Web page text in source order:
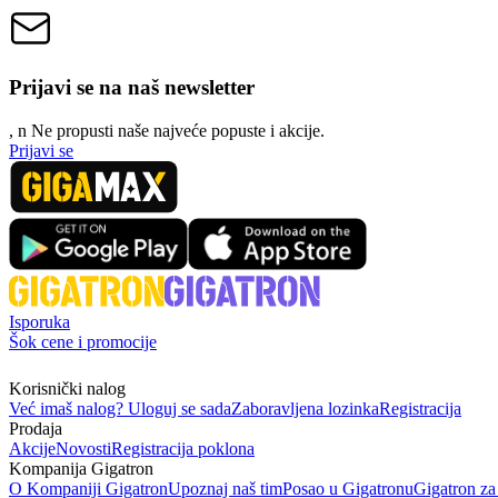
Prijavi se na naš newsletter
, n Ne propusti naše najveće popuste i akcije.
Prijavi se
Isporuka
Šok cene i promocije
Korisnički nalog
Već imaš nalog? Uloguj se sadaZaboravljena lozinkaRegistracija
Prodaja
AkcijeNovostiRegistracija poklona
Kompanija Gigatron
O Kompaniji GigatronUpoznaj naš timPosao u GigatronuGigatron